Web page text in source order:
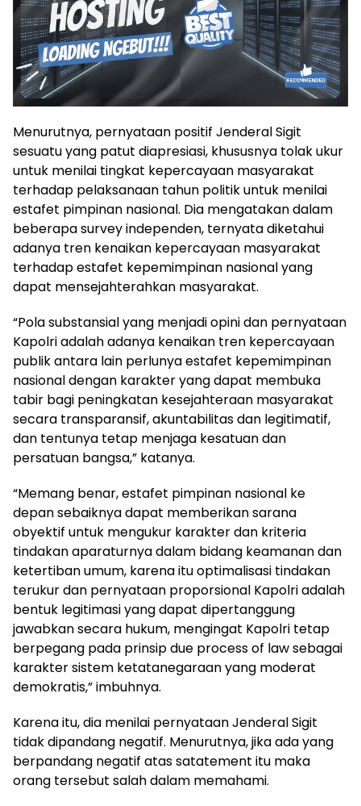
Menurutnya, pernyataan positif Jenderal Sigit
sesuatu yang patut diapresiasi, khususnya tolak ukur
untuk menilai tingkat kepercayaan masyarakat
terhadap pelaksanaan tahun politik untuk menilai
estafet pimpinan nasional. Dia mengatakan dalam
beberapa survey independen, ternyata diketahui
adanya tren kenaikan kepercayaan masyarakat
terhadap estafet kepemimpinan nasional yang
dapat mensejahterahkan masyarakat.
“Pola substansial yang menjadi opini dan pernyataan
Kapolri adalah adanya kenaikan tren kepercayaan
publik antara lain perlunya estafet kepemimpinan
nasional dengan karakter yang dapat membuka
tabir bagi peningkatan kesejahteraan masyarakat
secara transparansif, akuntabilitas dan legitimatif,
dan tentunya tetap menjaga kesatuan dan
persatuan bangsa,” katanya.
“Memang benar, estafet pimpinan nasional ke
depan sebaiknya dapat memberikan sarana
obyektif untuk mengukur karakter dan kriteria
tindakan aparaturnya dalam bidang keamanan dan
ketertiban umum, karena itu optimalisasi tindakan
terukur dan pernyataan proporsional Kapolri adalah
bentuk legitimasi yang dapat dipertanggung
jawabkan secara hukum, mengingat Kapolri tetap
berpegang pada prinsip due process of law sebagai
karakter sistem ketatanegaraan yang moderat
demokratis,” imbuhnya.
Karena itu, dia menilai pernyataan Jenderal Sigit
tidak dipandang negatif. Menurutnya, jika ada yang
berpandang negatif atas satatement itu maka
orang tersebut salah dalam memahami.